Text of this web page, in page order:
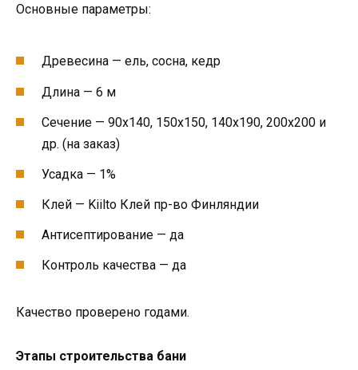
Основные параметры:
Древесина — ель, сосна, кедр
Длина — 6 м
Сечение — 90х140, 150х150, 140х190, 200х200 и
др. (на заказ)
Усадка — 1%
Клей — Kiilto Клей пр-во Финляндии
Антисептирование — да
Контроль качества — да
Качество проверено годами.
Этапы строительства бани